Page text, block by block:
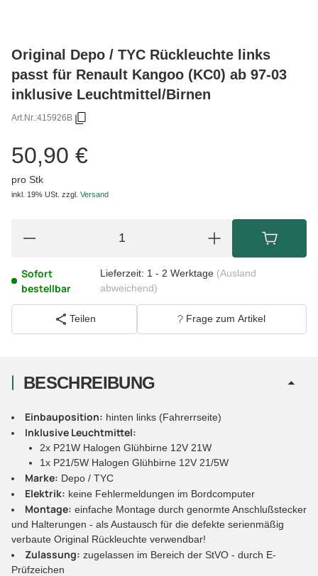
Original Depo / TYC Rückleuchte links
passt für Renault Kangoo (KC0) ab 97-03
inklusive Leuchtmittel/Birnen
Art.Nr.:415926B
50,90 €
pro Stk
inkl. 19% USt. zzgl. Versand
Sofort
bestellbar
Lieferzeit: 1 - 2 Werktage (Ausland
abweichend)
Teilen Frage zum Artikel
BESCHREIBUNG
Einbauposition: hinten links (Fahrerrseite)
Inklusive Leuchtmittel:
2x P21W Halogen Glühbirne 12V 21W
1x P21/5W Halogen Glühbirne 12V 21/5W
Marke: Depo / TYC
Elektrik: keine Fehlermeldungen im Bordcomputer
Montage: einfache Montage durch genormte Anschlußstecker
und Halterungen - als Austausch für die defekte serienmäßig
verbaute Original Rückleuchte verwendbar!
Zulassung: zugelassen im Bereich der StVO - durch E-
Prüfzeichen